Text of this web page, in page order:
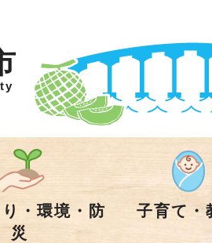
・環境・防
災
子育て・